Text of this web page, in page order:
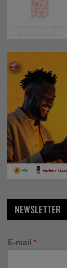
NEWSLETTER
E-mail *